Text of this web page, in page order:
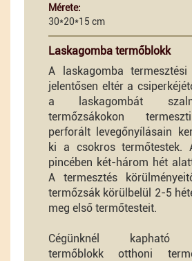
Mérete:
30*20*15 cm
Laskagomba termőblokk
A laskagomba termesztési
jelentősen eltér a
a laskagombát
termőzsákokon
perforált levegőnyílásain
ki a csokros termőtestek.
pincében két-három hét
A termesztés
termőzsák körülbelül 2-5
meg első termőtesteit.
Cégünknél kapható
termőblokk otthoni